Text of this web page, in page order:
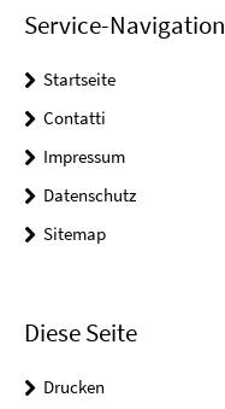
Service-Navigation
Startseite
Contatti
Impressum
Datenschutz
Sitemap
Diese Seite
Drucken